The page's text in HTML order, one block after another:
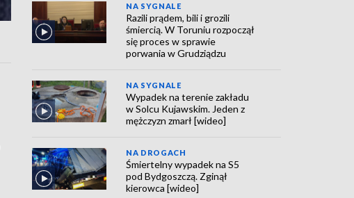
NA SYGNALE
Razili prądem, bili i grozili
śmiercią. W Toruniu rozpoczął
się proces w sprawie
porwania w Grudziądzu
NA SYGNALE
Wypadek na terenie zakładu
w Solcu Kujawskim. Jeden z
mężczyzn zmarł [wideo]
NA DROGACH
Śmiertelny wypadek na S5
pod Bydgoszczą. Zginął
kierowca [wideo]